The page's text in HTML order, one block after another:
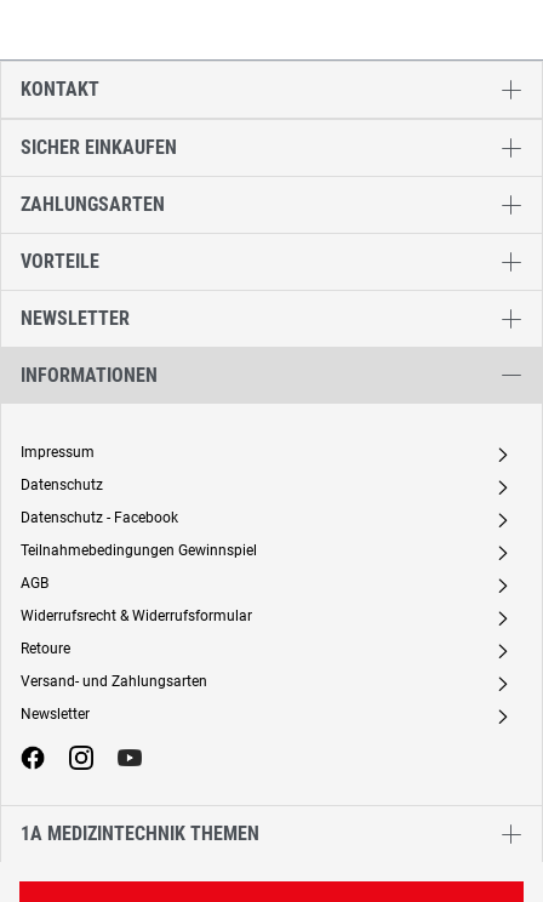
SICHER EINKAUFEN
ZAHLUNGSARTEN
VORTEILE
NEWSLETTER
INFORMATIONEN
Impressum A
Datenschutz A
Datenschutz - Facebook A
Teilnahmebedingungen Gewinnspiel A
AGB A
Widerrufsrecht & Widerrufsformular A
Retoure A
Versand- und Zahlungsarten A
Newsletter A
1A MEDIZINTECHNIK THEMEN
KONTAKT